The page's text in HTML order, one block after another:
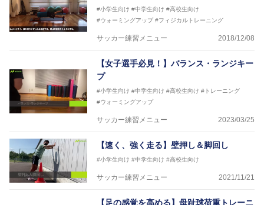
#小学生向け #中学生向け #高校生向け
#ウォーミングアップ #フィジカルトレーニング
サッカー練習メニュー 2018/12/08
【女子選手必見！】バランス・ランジキー
プ
#小学生向け #中学生向け #高校生向け #トレーニング
#ウォーミングアップ
サッカー練習メニュー 2023/03/25
【速く、強く走る】壁押し＆脚回し
#小学生向け #中学生向け #高校生向け
サッカー練習メニュー 2021/11/21
【足の感覚を高める】母趾球荷重トレーニ